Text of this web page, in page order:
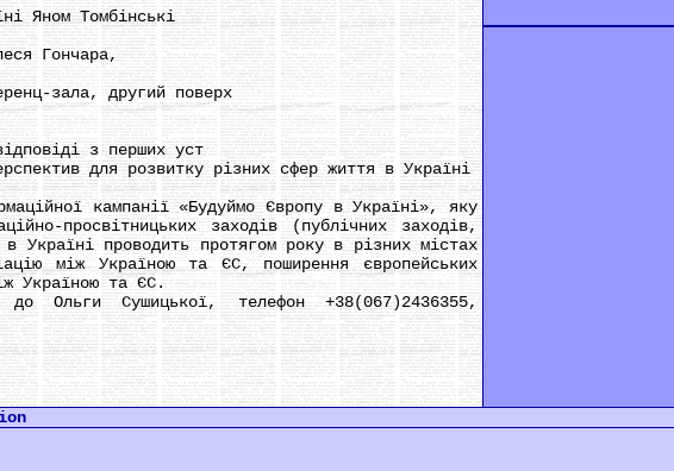
Яном Томбінські
Гончара,
зала, другий поверх
з перших уст
для розвитку різних сфер життя в Україні
кампанії «Будуймо Європу в Україні», яку
просвітницьких заходів (публічних заходів,
Україні проводить протягом року в різних містах
між Україною та ЄС, поширення європейських
Україною та ЄС.
Сушицької, телефон +38(067)2436355,